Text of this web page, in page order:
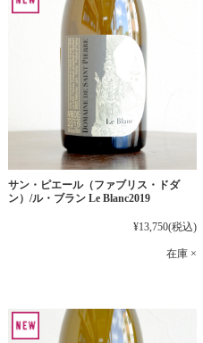
サン・ピエール（ファブリス・ドダ
ン）/ル・ブラン Le Blanc2019
¥13,750(税込)
在庫 ×